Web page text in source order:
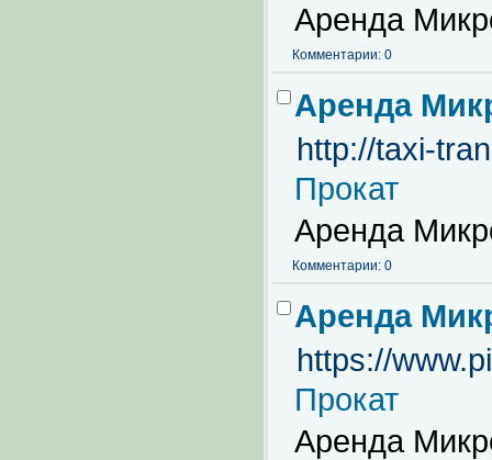
Аренда
Комментарии: 0
Аренда
http://taxi-
Прокат
Аренда
Комментарии: 0
Аренда
https://
Прокат
Аренда